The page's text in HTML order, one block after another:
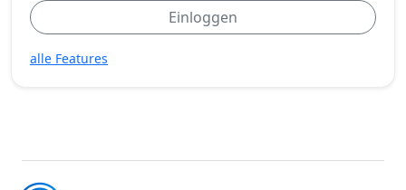
Einloggen
alle Features